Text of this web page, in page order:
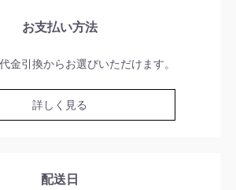
お支払い方法
金引換からお選びいただけます。
詳しく見る
配送日